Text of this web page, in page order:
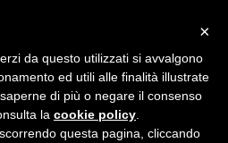
×
da questo utilizzati si avvalgono
ed utili alle finalità illustrate
di più o negare il consenso
la cookie policy.
questa pagina, cliccando